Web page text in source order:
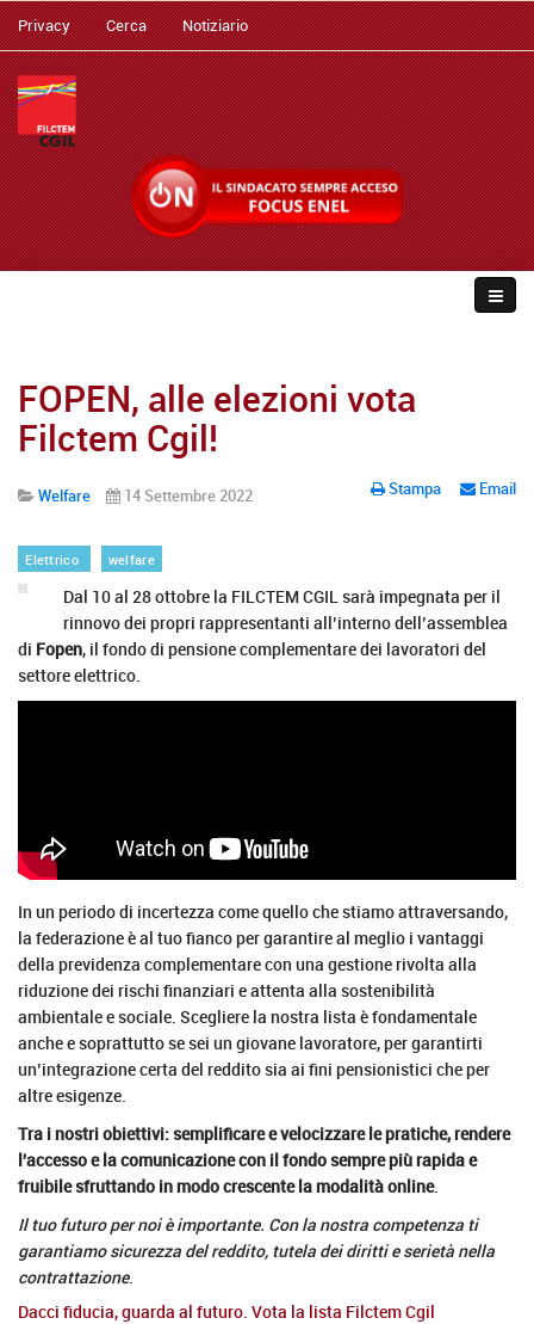
Privacy Cerca Notiziario
FOPEN, alle elezioni vota
Filctem Cgil!
Stampa Email
Welfare 14 Settembre 2022
Elettrico welfare
Dal 10 al 28 ottobre la FILCTEM CGIL sarà impegnata per il
rinnovo dei propri rappresentanti all’interno dell’assemblea
di Fopen, il fondo di pensione complementare dei lavoratori del
settore elettrico.
In un periodo di incertezza come quello che stiamo attraversando,
la federazione è al tuo fianco per garantire al meglio i vantaggi
della previdenza complementare con una gestione rivolta alla
riduzione dei rischi finanziari e attenta alla sostenibilità
ambientale e sociale. Scegliere la nostra lista è fondamentale
anche e soprattutto se sei un giovane lavoratore, per garantirti
un’integrazione certa del reddito sia ai fini pensionistici che per
altre esigenze.
Tra i nostri obiettivi: semplificare e velocizzare le pratiche, rendere
l'accesso e la comunicazione con il fondo sempre più rapida e
fruibile sfruttando in modo crescente la modalità online.
Il tuo futuro per noi è importante. Con la nostra competenza ti
garantiamo sicurezza del reddito, tutela dei diritti e serietà nella
contrattazione.
Dacci fiducia, guarda al futuro. Vota la lista Filctem Cgil